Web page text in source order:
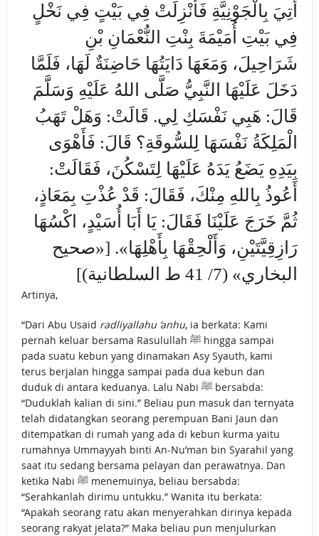
أُتِيَ بِالْجَوْنِيَّةِ فَأُنْزِلَتْ فِي بَيْتٍ فِي نَخْلٍ
فِي بَيْتِ أُمَيْمَةَ بِنْتِ النُّعْمَانِ بْنِ
شَرَاحِيلَ، وَمَعَهَا دَايَتُهَا حَاضِنَةٌ لَهَا، فَلَمَّا
دَخَلَ عَلَيْهَا النَّبِيُّ صَلَّى اللهُ عَلَيْهِ وَسَلَّمَ
قَالَ: هَبِي نَفْسَكِ لِي. قَالَتْ: وَهَلْ تَهَبُ
الْمَلِكَةُ نَفْسَهَا لِلسُّوقَةِ؟ قَالَ: فَأَهْوَى
بِيَدِهِ يَضَعُ يَدَهُ عَلَيْهَا لِتَسْكُنَ، فَقَالَتْ:
أَعُوذُ بِاللهِ مِنْكَ، فَقَالَ: قَدْ عُذْتِ بِمَعَاذٍ،
ثُمَّ خَرَجَ عَلَيْنَا فَقَالَ: يَا أَبَا أُسَيْدٍ، اكْسُهَا
رَازِقِيَّتَيْنِ، وَأَلْحِقْهَا بِأَهْلِهَا». [«صحيح
البخاري» (7/ 41 ط السلطانية)]
Artinya,
“Dari Abu Usaid radliyallahu ‘anhu, ia berkata: Kami
pernah keluar bersama Rasulullah ﷺ hingga sampai
pada suatu kebun yang dinamakan Asy Syauth, kami
terus berjalan hingga sampai pada dua kebun dan
duduk di antara keduanya. Lalu Nabi ﷺ bersabda:
“Duduklah kalian di sini.” Beliau pun masuk dan ternyata
telah didatangkan seorang perempuan Bani Jaun dan
ditempatkan di rumah yang ada di kebun kurma yaitu
rumahnya Ummayyah binti An-Nu’man bin Syarahil yang
saat itu sedang bersama pelayan dan perawatnya. Dan
ketika Nabi ﷺ menemuinya, beliau bersabda:
“Serahkanlah dirimu untukku.” Wanita itu berkata:
“Apakah seorang ratu akan menyerahkan dirinya kepada
seorang rakyat jelata?” Maka beliau pun menjulurkan